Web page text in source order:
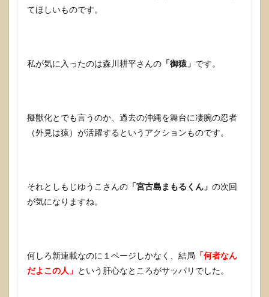
てほしいものです。
私が気に入ったのは森川耕平さんの 「御猿」 です。
擬獣化とでも言うのか、過去の沖縄を舞台に凄腕の忍者
（外見は猿）が活躍するというアクションものです。
それとしもじゆうこさんの 「宮古島まもるくん」 の次回
が気になりますね。
何しろ新連載なのに１ページしかなく、結局 「何者なん
だよこの人」 という肝心なところがサッパリでした。